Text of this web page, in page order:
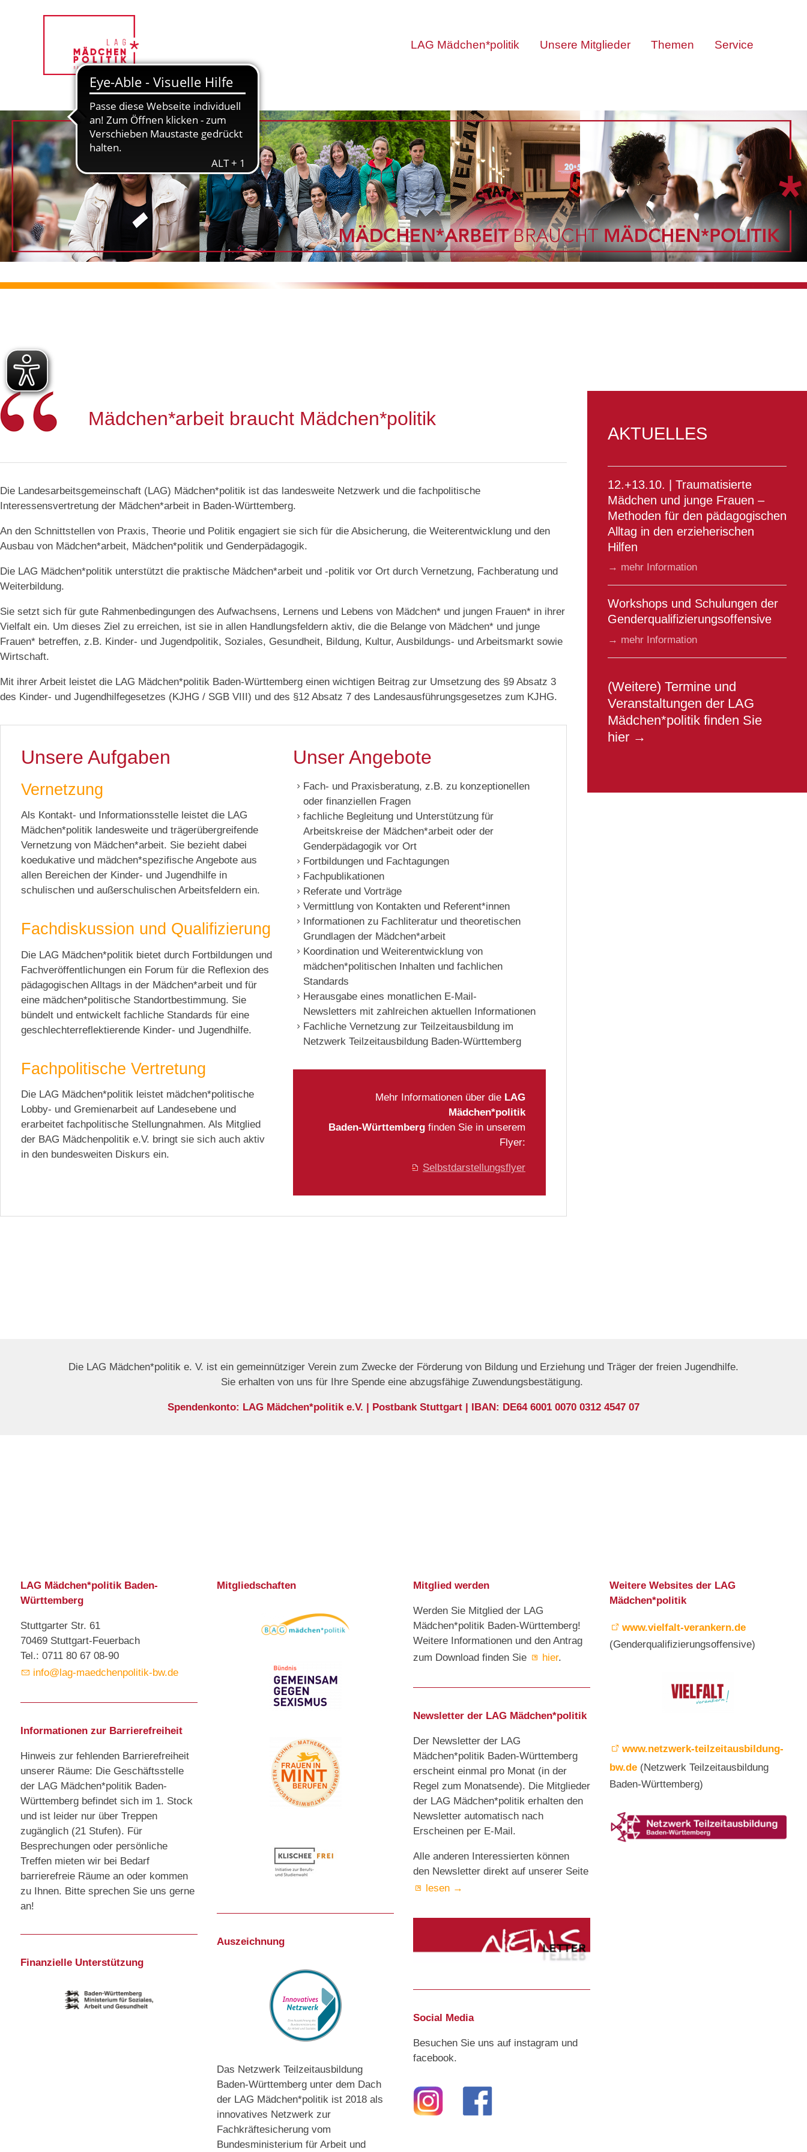
LAG Mädchen*politik Unsere Mitglieder Themen Service
Mädchen*arbeit braucht Mädchen*politik
Die Landesarbeitsgemeinschaft (LAG) Mädchen*politik ist das landesweite Netzwerk und die fachpolitische
Interessensvertretung der Mädchen*arbeit in Baden-Württemberg.
An den Schnittstellen von Praxis, Theorie und Politik engagiert sie sich für die Absicherung, die Weiterentwicklung und den
Ausbau von Mädchen*arbeit, Mädchen*politik und Genderpädagogik.
Die LAG Mädchen*politik unterstützt die praktische Mädchen*arbeit und -politik vor Ort durch Vernetzung, Fachberatung und
Weiterbildung.
Sie setzt sich für gute Rahmenbedingungen des Aufwachsens, Lernens und Lebens von Mädchen* und jungen Frauen* in ihrer
Vielfalt ein. Um dieses Ziel zu erreichen, ist sie in allen Handlungsfeldern aktiv, die die Belange von Mädchen* und junge
Frauen* betreffen, z.B. Kinder- und Jugendpolitik, Soziales, Gesundheit, Bildung, Kultur, Ausbildungs- und Arbeitsmarkt sowie
Wirtschaft.
Mit ihrer Arbeit leistet die LAG Mädchen*politik Baden-Württemberg einen wichtigen Beitrag zur Umsetzung des §9 Absatz 3
des Kinder- und Jugendhilfegesetzes (KJHG / SGB VIII) und des §12 Absatz 7 des Landesausführungsgesetzes zum KJHG.
Unsere Aufgaben
Vernetzung
Als Kontakt- und Informationsstelle leistet die LAG
Mädchen*politik landesweite und trägerübergreifende
Vernetzung von Mädchen*arbeit. Sie bezieht dabei
koedukative und mädchen*spezifische Angebote aus
allen Bereichen der Kinder- und Jugendhilfe in
schulischen und außerschulischen Arbeitsfeldern ein.
Fachdiskussion und Qualifizierung
Die LAG Mädchen*politik bietet durch Fortbildungen und
Fachveröffentlichungen ein Forum für die Reflexion des
pädagogischen Alltags in der Mädchen*arbeit und für
eine mädchen*politische Standortbestimmung. Sie
bündelt und entwickelt fachliche Standards für eine
geschlechterreflektierende Kinder- und Jugendhilfe.
Fachpolitische Vertretung
Die LAG Mädchen*politik leistet mädchen*politische
Lobby- und Gremienarbeit auf Landesebene und
erarbeitet fachpolitische Stellungnahmen. Als Mitglied
der BAG Mädchenpolitik e.V. bringt sie sich auch aktiv
in den bundesweiten Diskurs ein.
Unser Angebote
Fach- und Praxisberatung, z.B. zu konzeptionellen
oder finanziellen Fragen
fachliche Begleitung und Unterstützung für
Arbeitskreise der Mädchen*arbeit oder der
Genderpädagogik vor Ort
Fortbildungen und Fachtagungen
Fachpublikationen
Referate und Vorträge
Vermittlung von Kontakten und Referent*innen
Informationen zu Fachliteratur und theoretischen
Grundlagen der Mädchen*arbeit
Koordination und Weiterentwicklung von
mädchen*politischen Inhalten und fachlichen
Standards
Herausgabe eines monatlichen E-Mail-
Newsletters mit zahlreichen aktuellen Informationen
Fachliche Vernetzung zur Teilzeitausbildung im
Netzwerk Teilzeitausbildung Baden-Württemberg
Mehr Informationen über die LAG
Mädchen*politik
Baden-Württemberg finden Sie in unserem
Flyer:
Selbstdarstellungsflyer
AKTUELLES
12.+13.10. | Traumatisierte
Mädchen und junge Frauen –
Methoden für den pädagogischen
Alltag in den erzieherischen
Hilfen
→ mehr Information
Workshops und Schulungen der
Genderqualifizierungsoffensive
→ mehr Information
(Weitere) Termine und
Veranstaltungen der LAG
Mädchen*politik finden Sie
hier →
Die LAG Mädchen*politik e. V. ist ein gemeinnütziger Verein zum Zwecke der Förderung von Bildung und Erziehung und Träger der freien Jugendhilfe.
Sie erhalten von uns für Ihre Spende eine abzugsfähige Zuwendungsbestätigung.
Spendenkonto: LAG Mädchen*politik e.V. | Postbank Stuttgart | IBAN: DE64 6001 0070 0312 4547 07
LAG Mädchen*politik Baden-
Württemberg
Stuttgarter Str. 61
70469 Stuttgart-Feuerbach
Tel.: 0711 80 67 08-90
info@lag-maedchenpolitik-bw.de
Informationen zur Barrierefreiheit
Hinweis zur fehlenden Barrierefreiheit
unserer Räume: Die Geschäftsstelle
der LAG Mädchen*politik Baden-
Württemberg befindet sich im 1. Stock
und ist leider nur über Treppen
zugänglich (21 Stufen). Für
Besprechungen oder persönliche
Treffen mieten wir bei Bedarf
barrierefreie Räume an oder kommen
zu Ihnen. Bitte sprechen Sie uns gerne
an!
Finanzielle Unterstützung
Mitgliedschaften
Auszeichnung
Das Netzwerk Teilzeitausbildung
Baden-Württemberg unter dem Dach
der LAG Mädchen*politik ist 2018 als
innovatives Netzwerk zur
Fachkräftesicherung vom
Bundesministerium für Arbeit und
Mitglied werden
Werden Sie Mitglied der LAG
Mädchen*politik Baden-Württemberg!
Weitere Informationen und den Antrag
zum Download finden Sie
hier.
Newsletter der LAG Mädchen*politik
Der Newsletter der LAG
Mädchen*politik Baden-Württemberg
erscheint einmal pro Monat (in der
Regel zum Monatsende). Die Mitglieder
der LAG Mädchen*politik erhalten den
Newsletter automatisch nach
Erscheinen per E-Mail.
Alle anderen Interessierten können
den Newsletter direkt auf unserer Seite
lesen →
Social Media
Besuchen Sie uns auf instagram und
facebook.
Weitere Websites der LAG
Mädchen*politik
www.vielfalt-verankern.de
(Genderqualifizierungsoffensive)
www.netzwerk-teilzeitausbildung-
bw.de (Netzwerk Teilzeitausbildung
Baden-Württemberg)